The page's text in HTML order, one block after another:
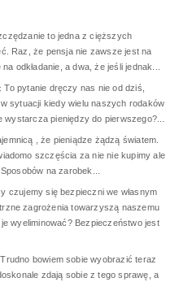
to jedna z cięższych
Raz, że pensja nie zawsze jest na
odkładanie, a dwa, że jeśli jednak...
To pytanie dręczy nas nie od dziś,
sytuacji kiedy wielu naszych rodaków
wystarcza pieniędzy do pierwszego?...
, że pieniądze żądzą światem.
szczęścia za nie nie kupimy ale
na zarobek...
czujemy się bezpieczni we własnym
zagrożenia towarzyszą naszemu
wyeliminować? Bezpieczeństwo jest
Trudno bowiem sobie wyobrazić teraz
zdają sobie z tego sprawę, a